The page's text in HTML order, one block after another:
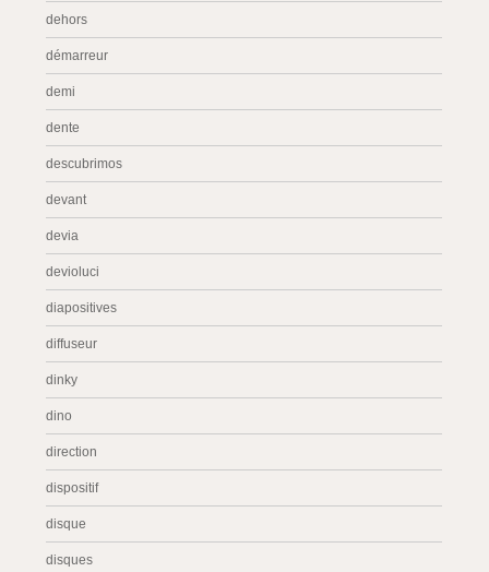
dehors
démarreur
demi
dente
descubrimos
devant
devia
devioluci
diapositives
diffuseur
dinky
dino
direction
dispositif
disque
disques